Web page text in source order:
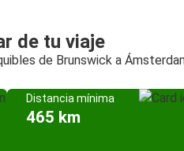
de tu viaje
de Brunswick a
Distancia mínima
465 km